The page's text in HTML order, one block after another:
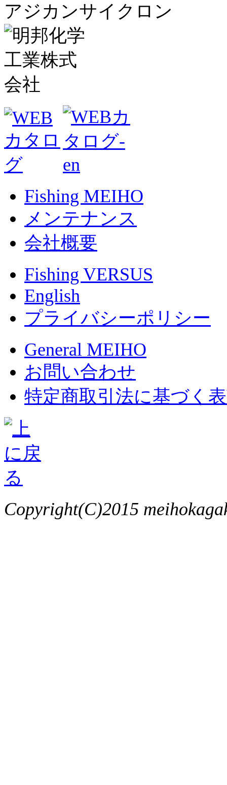
アジカンサイクロン
Fishing MEIHO
メンテナンス
会社概要
Fishing VERSUS
English
プライバシーポリシー
General MEIHO
お問い合わせ
特定商取引法に基づく
Copyright(C)2015